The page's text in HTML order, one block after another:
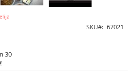
30
SKU 67021